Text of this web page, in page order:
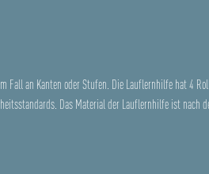
Fall an Kanten oder Stufen. Die Lauflernhilfe hat 4
Das Material der Lauflernhilfe ist nach